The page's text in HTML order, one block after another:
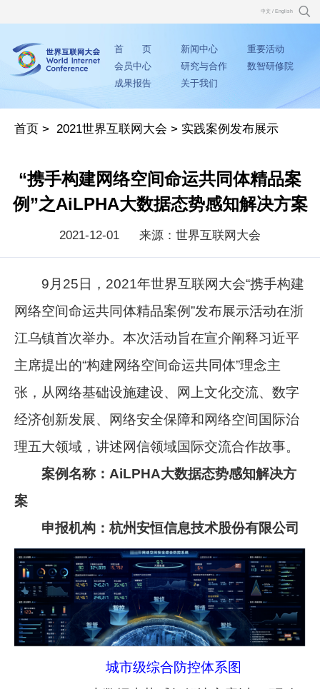
中文 / English
首 页 新闻中心
重要活动
会员中心
研究与合作
数智研修院
成果报告
关于我们
首页 > 2021世界互联网大会 > 实践案例发布展示
“携手构建网络空间命运共同体精品案
例”之AiLPHA大数据态势感知解决方案
2021-12-01 来源：世界互联网大会
9月25日，2021年世界互联网大会“携手构建
网络空间命运共同体精品案例”发布展示活动在浙
江乌镇首次举办。本次活动旨在宣介阐释习近平
主席提出的“构建网络空间命运共同体”理念主
张，从网络基础设施建设、网上文化交流、数字
经济创新发展、网络安全保障和网络空间国际治
理五大领域，讲述网信领域国际交流合作故事。
案例名称：AiLPHA大数据态势感知解决方
案
申报机构：杭州安恒信息技术股份有限公司
城市级综合防控体系图